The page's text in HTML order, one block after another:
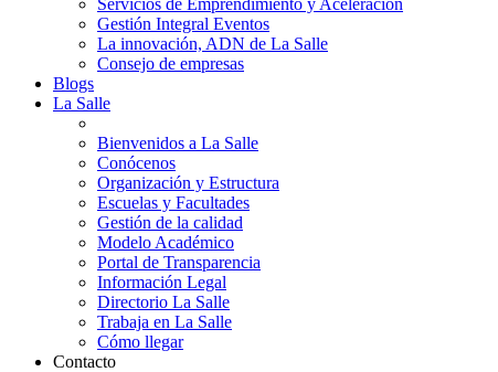
Servicios de Emprendimiento y Aceleración
Gestión Integral Eventos
La innovación, ADN de La Salle
Consejo de empresas
Blogs
La Salle
Bienvenidos a La Salle
Conócenos
Organización y Estructura
Escuelas y Facultades
Gestión de la calidad
Modelo Académico
Portal de Transparencia
Información Legal
Directorio La Salle
Trabaja en La Salle
Cómo llegar
Contacto